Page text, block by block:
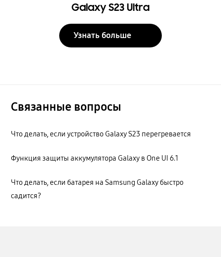
Galaxy S23 Ultra
Узнать больше
Связанные вопросы
Что делать, если устройство Galaxy S23 перегревается
Функция защиты аккумулятора Galaxy в One UI 6.1
Что делать, если батарея на Samsung Galaxy быстро
садится?